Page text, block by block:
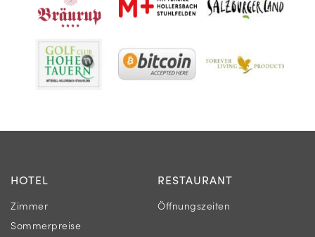
HOTEL
Zimmer
Sommerpreise
RESTAURANT
Öffnungszeiten